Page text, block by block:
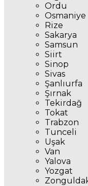
Ordu
Osmaniye
Rize
Sakarya
Samsun
Siirt
Sinop
Sivas
Şanlıurfa
Şırnak
Tekirdağ
Tokat
Trabzon
Tunceli
Uşak
Van
Yalova
Yozgat